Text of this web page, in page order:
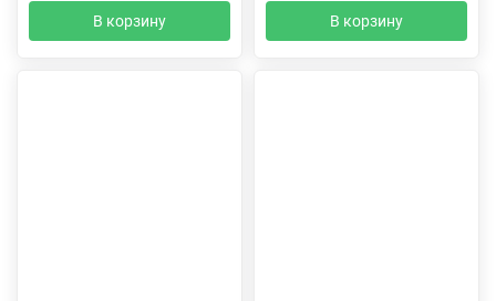
В корзину В корзину